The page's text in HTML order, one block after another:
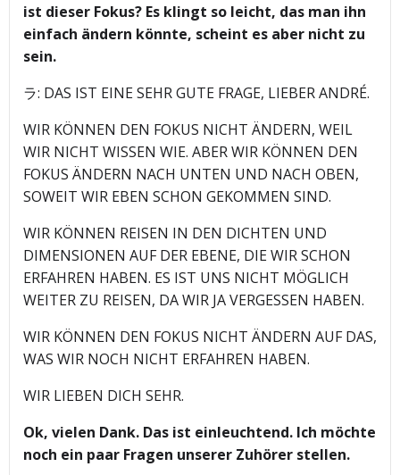
ist dieser Fokus? Es klingt so leicht, das man ihn
einfach ändern könnte, scheint es aber nicht zu
sein.
ラ: DAS IST EINE SEHR GUTE FRAGE, LIEBER ANDRÉ.
WIR KÖNNEN DEN FOKUS NICHT ÄNDERN, WEIL
WIR NICHT WISSEN WIE. ABER WIR KÖNNEN DEN
FOKUS ÄNDERN NACH UNTEN UND NACH OBEN,
SOWEIT WIR EBEN SCHON GEKOMMEN SIND.
WIR KÖNNEN REISEN IN DEN DICHTEN UND
DIMENSIONEN AUF DER EBENE, DIE WIR SCHON
ERFAHREN HABEN. ES IST UNS NICHT MÖGLICH
WEITER ZU REISEN, DA WIR JA VERGESSEN HABEN.
WIR KÖNNEN DEN FOKUS NICHT ÄNDERN AUF DAS,
WAS WIR NOCH NICHT ERFAHREN HABEN.
WIR LIEBEN DICH SEHR.
Ok, vielen Dank. Das ist einleuchtend. Ich möchte
noch ein paar Fragen unserer Zuhörer stellen.